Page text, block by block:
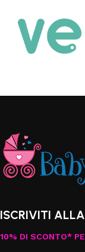
ISCRIVITI
10% DI SCONTO*